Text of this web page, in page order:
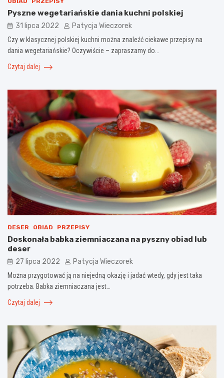
Pyszne wegetariańskie dania kuchni polskiej
31 lipca 2022 Patycja Wieczorek
Czy w klasycznej polskiej kuchni można znaleźć ciekawe przepisy na
dania wegetariańskie? Oczywiście – zapraszamy do…
Czytaj dalej
DESER OBIAD PRZEPISY
Doskonała babka ziemniaczana na pyszny obiad lub
deser
27 lipca 2022 Patycja Wieczorek
Można przygotować ją na niejedną okazję i jadać wtedy, gdy jest taka
potrzeba. Babka ziemniaczana jest…
Czytaj dalej